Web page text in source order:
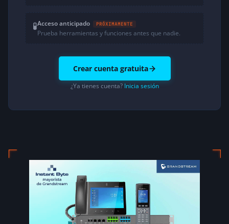
🧪Acceso anticipado PRÓXIMAMENTE
Prueba herramientas y funciones antes que nadie.
Crear cuenta gratuita
¿Ya tienes cuenta? Inicia sesión